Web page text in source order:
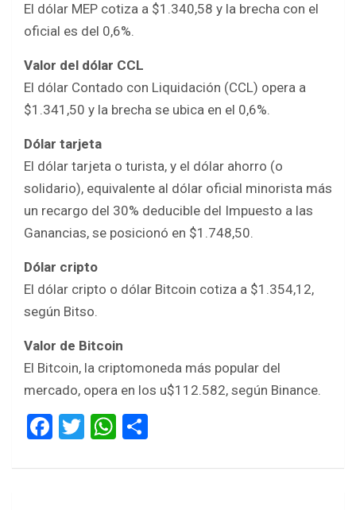
El dólar MEP cotiza a $1.340,58 y la brecha con el
oficial es del 0,6%.
Valor del dólar CCL
El dólar Contado con Liquidación (CCL) opera a
$1.341,50 y la brecha se ubica en el 0,6%.
Dólar tarjeta
El dólar tarjeta o turista, y el dólar ahorro (o
solidario), equivalente al dólar oficial minorista más
un recargo del 30% deducible del Impuesto a las
Ganancias, se posicionó en $1.748,50.
Dólar cripto
El dólar cripto o dólar Bitcoin cotiza a $1.354,12,
según Bitso.
Valor de Bitcoin
El Bitcoin, la criptomoneda más popular del
mercado, opera en los u$112.582, según Binance.
F
ce
T
tt
W
at ar